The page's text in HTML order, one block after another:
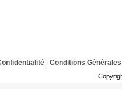
| Conditions Générales